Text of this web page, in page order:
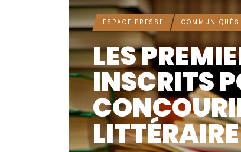
ESPACE PRESSE COMMUNIQUÉS
LES
INSCRITS